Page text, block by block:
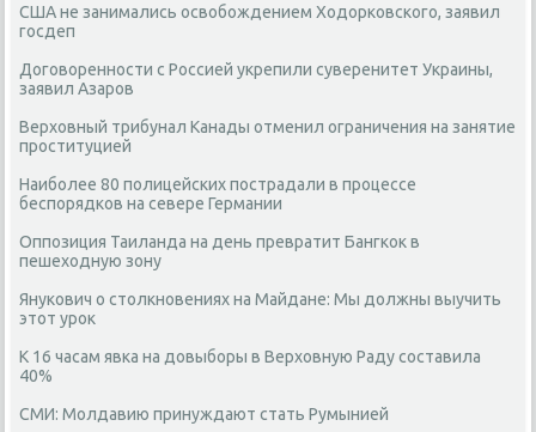
США не занимались освобождением Ходорковского, заявил
госдеп
Договоренности с Россией укрепили суверенитет Украины,
заявил Азаров
Верховный трибунал Канады отменил ограничения на занятие
проституцией
Наиболее 80 полицейских пострадали в процессе
беспорядков на севере Германии
Оппозиция Таиланда на день превратит Бангкок в
пешеходную зону
Янукович о столкновениях на Майдане: Мы должны выучить
этот урок
К 16 часам явка на довыборы в Верховную Раду составила
40%
СМИ: Молдавию принуждают стать Румынией